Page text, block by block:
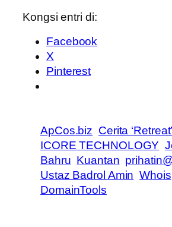
Kongsi entri di:
Facebook
X
Pinterest
ApCos.biz Cerita ‘Retreat’
ICORE TECHNOLOGY
Bahru Kuantan
Ustaz Badrol Amin Whois
DomainTools